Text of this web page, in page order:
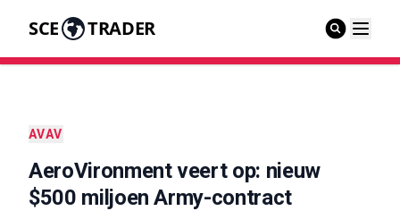
SCE TRADER
AVAV
AeroVironment veert op: nieuw
$500 miljoen Army-contract